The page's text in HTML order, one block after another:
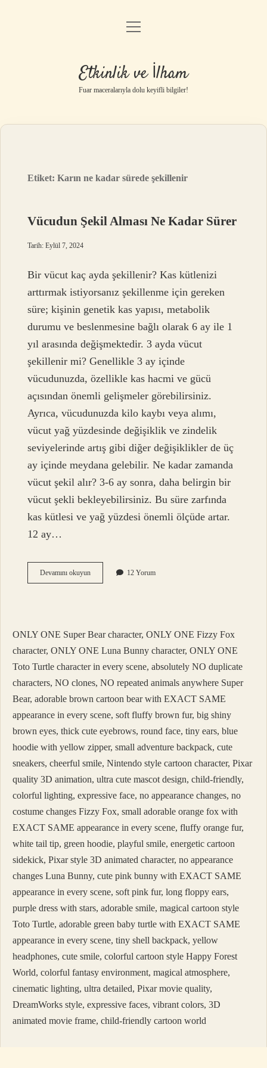
Anasayfa
Gizlilik Politikası
Yasal Uyarı
menüyü
Etkinlik ve İlham
Fuar maceralarıyla dolu keyifli bilgiler!
Etiket:Karın ne kadar sürede şekillenir
Vücudun Şekil Alması Ne Kadar Sürer
Tarih: Eylül 7, 2024
Bir vücut kaç ayda şekillenir? Kas kütlenizi
arttırmak istiyorsanız şekillenme için gereken
süre; kişinin genetik kas yapısı, metabolik
durumu ve beslenmesine bağlı olarak 6 ay ile 1
yıl arasında değişmektedir. 3 ayda vücut
şekillenir mi? Genellikle 3 ay içinde
vücudunuzda, özellikle kas hacmi ve gücü
açısından önemli gelişmeler görebilirsiniz.
Ayrıca, vücudunuzda kilo kaybı veya alımı,
vücut yağ yüzdesinde değişiklik ve zindelik
seviyelerinde artış gibi diğer değişiklikler de üç
ay içinde meydana gelebilir. Ne kadar zamanda
vücut şekil alır? 3-6 ay sonra, daha belirgin bir
vücut şekli bekleyebilirsiniz. Bu süre zarfında
kas kütlesi ve yağ yüzdesi önemli ölçüde artar.
12 ay…
Devamını okuyunVücudun
Şekil
12 Yorum
ONLY ONE Super Bear character, ONLY ONE Fizzy Fox
character, ONLY ONE Luna Bunny character, ONLY ONE
Toto Turtle character in every scene, absolutely NO duplicate
characters, NO clones, NO repeated animals anywhere Super
Bear, adorable brown cartoon bear with EXACT SAME
appearance in every scene, soft fluffy brown fur, big shiny
brown eyes, thick cute eyebrows, round face, tiny ears, blue
hoodie with yellow zipper, small adventure backpack, cute
sneakers, cheerful smile, Nintendo style cartoon character, Pixar
quality 3D animation, ultra cute mascot design, child-friendly,
colorful lighting, expressive face, no appearance changes, no
costume changes Fizzy Fox, small adorable orange fox with
EXACT SAME appearance in every scene, fluffy orange fur,
white tail tip, green hoodie, playful smile, energetic cartoon
sidekick, Pixar style 3D animated character, no appearance
changes Luna Bunny, cute pink bunny with EXACT SAME
appearance in every scene, soft pink fur, long floppy ears,
purple dress with stars, adorable smile, magical cartoon style
Toto Turtle, adorable green baby turtle with EXACT SAME
appearance in every scene, tiny shell backpack, yellow
headphones, cute smile, colorful cartoon style Happy Forest
World, colorful fantasy environment, magical atmosphere,
cinematic lighting, ultra detailed, Pixar movie quality,
DreamWorks style, expressive faces, vibrant colors, 3D
animated movie frame, child-friendly cartoon world